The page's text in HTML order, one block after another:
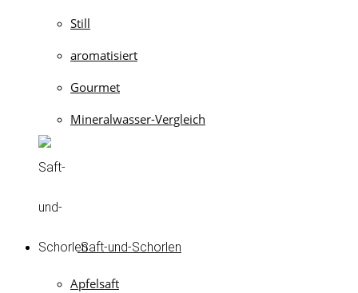
Still
aromatisiert
Gourmet
Mineralwasser-Vergleich
Saft-und-Schorlen
Apfelsaft